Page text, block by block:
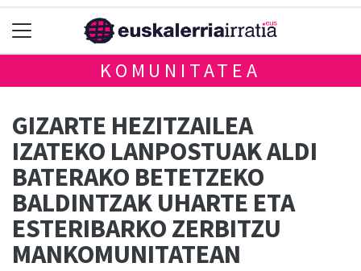
KOMUNITATEA
GIZARTE HEZITZAILEA
IZATEKO LANPOSTUAK ALDI
BATERAKO BETETZEKO
BALDINTZAK UHARTE ETA
ESTERIBARKO ZERBITZU
MANKOMUNITATEAN